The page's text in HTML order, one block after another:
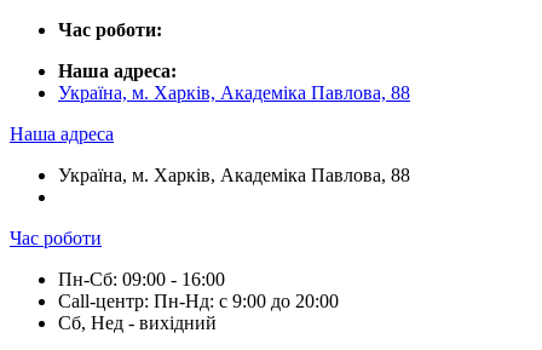
Час роботи:
Наша адреса:
Україна, м. Харків, Академіка Павлова, 88
Наша адреса
Україна, м. Харків, Академіка Павлова, 88
Час роботи
Пн-Сб: 09:00 - 16:00
Call-центр: Пн-Нд: с 9:00 до 20:00
Сб, Нед - вихідний